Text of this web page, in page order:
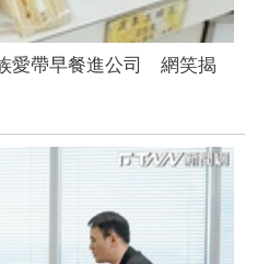
愛帶早餐進公司 網笑揭